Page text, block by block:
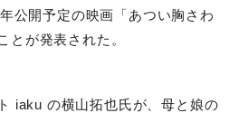
年公開予定の映画「あつい胸さわ
とが発表された。
iaku の横⼭拓也⽒が、⺟と娘の